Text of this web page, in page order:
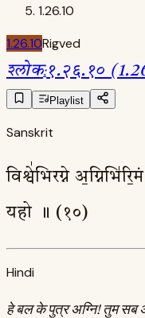
1.26.10
1.26.10Rigved
श्लोक:१.२६.१०
Playlist
Sanskrit
विश्वे॑भिरग्ने
यहो ॥ (१०)
Hindi
हे बल के पुत्र अग्नि! तुम सब